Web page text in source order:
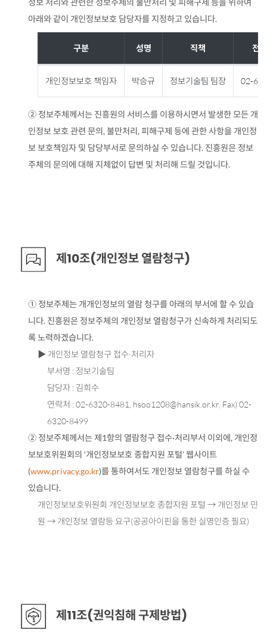
정보 처리와 관련한 정보주체의 불만처리 및 피해구제 등을 위하여
아래와 같이 개인정보보호 담당자를 지정하고 있습니다.
인
정
보
보
호
내
표
구분 성명 직책 전
개인정보보호 책임자 박승규 정보기술팀 팀장 02-
② 정보주체께서는 진흥원의 서비스를 이용하시면서 발생한 모든 개
인정보 보호 관련 문의, 불만처리, 피해구제 등에 관한 사항을 개인정
보 보호책임자 및 담당부서로 문의하실 수 있습니다. 진흥원은 정보
주체의 문의에 대해 지체없이 답변 및 처리해 드릴 것입니다.
제10조(개인정보 열람청구)
① 정보주체는 개개인정보의 열람 청구를 아래의 부서에 할 수 있습
니다. 진흥원은 정보주체의 개인정보 열람청구가 신속하게 처리되도
록 노력하겠습니다.
▶ 개인정보 열람청구 접수·처리자
부서명 : 정보기술팀
담당자 : 김희수
연락처 :02-6320-8481 hsoo1208@hansik.or.kr , Fax) 02-
6320-8499
② 정보주체께서는 제1항의 열람청구 접수·처리부서 이외에, 개인정
보보호위원회의 ‘개인정보보호 종합지원 포털’ 웹사이트
(www.privacy.go.kr)를 통하여서도 개인정보 열람청구를 하실 수
있습니다.
개인정보보호위원회 개인정보보호 종합지원 포털 → 개인정보 민
원 → 개인정보 열람등 요구(공공아이핀을 통한 실명인증 필요)
제11조(권익침해 구제방법)